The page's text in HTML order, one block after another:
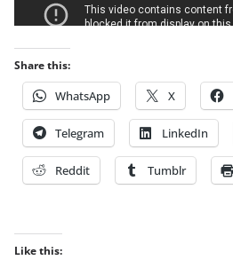
Share this:
WhatsApp X
Telegram LinkedIn
Reddit Tumblr
Like this: